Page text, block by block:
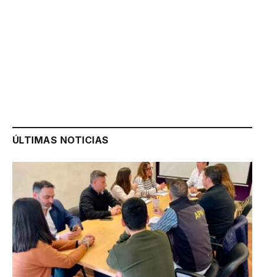
ÚLTIMAS NOTICIAS